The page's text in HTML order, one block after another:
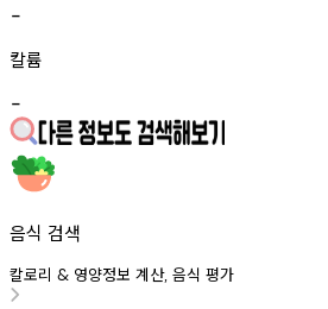
-
칼륨
-
음식 검색
칼로리 & 영양정보 계산, 음식 평가